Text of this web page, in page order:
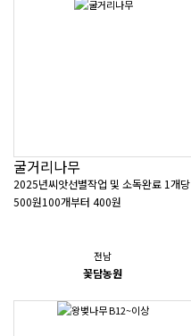
굴거리나무
2025년씨앗선별작업 및 소독완료 1개당
500원100개부터 400원
전남
꽃담농원